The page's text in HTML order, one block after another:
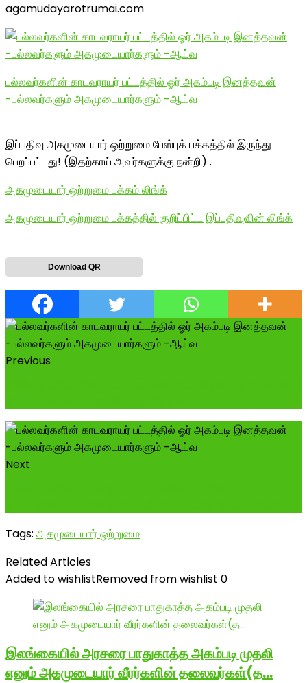
agamudayarotrumai.com
பல்லவர்களின் காடவராயர் பட்டத்தில் ஓர் அகம்படி இனத்தவன்
-பல்லவர்களும் அகமுடையார்களும் -ஆய்வ
இப்பதிவு அகமுடையார் ஒற்றுமை பேஸ்புக் பக்கத்தில் இருந்து
பெறப்பட்டது! (இதற்காய் அவர்களுக்கு நன்றி) .
அகமுடையார் ஒற்றுமை பக்கம் லிங்க்
அகமுடையார் ஒற்றுமை பக்கத்தில் குறிப்பிட்ட இப்பதிவுவின் லிங்க்
Download QR
Previous
Next
Tags: அகமுடையார் ஒற்றுமை
Related Articles
Added to wishlistRemoved from wishlist 0
இலங்கையில் அரசரை பாதுகாத்த அகம்படி முதலி
எனும் அகமுடையார் வீரர்களின் தலைவர்கள்(த…